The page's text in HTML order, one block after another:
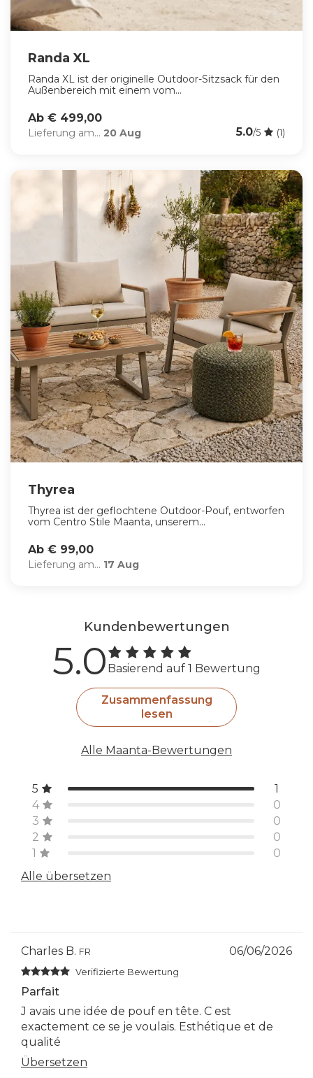
Randa XL
Randa XL ist der originelle Outdoor-Sitzsack für den
Außenbereich mit einem vom...
Ab € 499,00
Lieferung am... 20 Aug 5.0/5 (1)
Thyrea
Thyrea ist der geflochtene Outdoor-Pouf, entworfen
vom Centro Stile Maanta, unserem...
Ab € 99,00
Lieferung am... 17 Aug
Kundenbewertungen
5.0 Basierend auf 1 Bewertung
Zusammenfassung
lesen
Alle Maanta-Bewertungen
5
1
4
0
3
0
2
0
1
0
Alle übersetzen
Charles B. FR 06/06/2026
Verifizierte Bewertung
Parfait
J avais une idée de pouf en tête. C est
exactement ce se je voulais. Esthétique et de
qualité
Übersetzen